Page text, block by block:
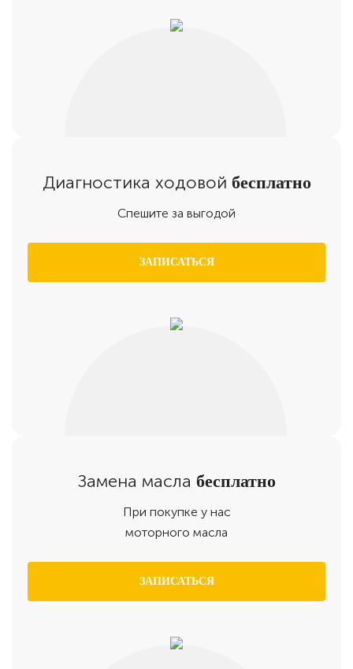
Диагностика ходовой бесплатно
Спешите за выгодой
ЗАПИСАТЬСЯ
Замена масла бесплатно
При покупке у нас
моторного масла
ЗАПИСАТЬСЯ